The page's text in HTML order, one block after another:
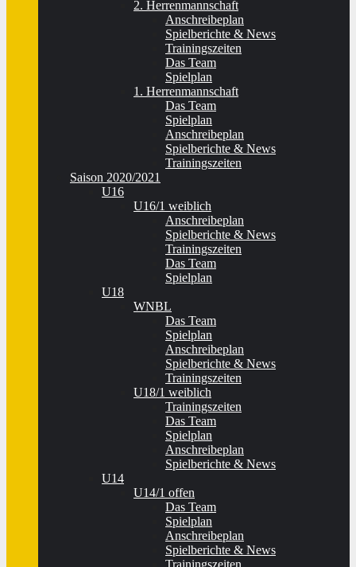
2. Herrenmannschaft
Anschreibeplan
Spielberichte & News
Trainingszeiten
Das Team
Spielplan
1. Herrenmannschaft
Das Team
Spielplan
Anschreibeplan
Spielberichte & News
Trainingszeiten
Saison 2020/2021
U16
U16/1 weiblich
Anschreibeplan
Spielberichte & News
Trainingszeiten
Das Team
Spielplan
U18
WNBL
Das Team
Spielplan
Anschreibeplan
Spielberichte & News
Trainingszeiten
U18/1 weiblich
Trainingszeiten
Das Team
Spielplan
Anschreibeplan
Spielberichte & News
U14
U14/1 offen
Das Team
Spielplan
Anschreibeplan
Spielberichte & News
Trainingszeiten